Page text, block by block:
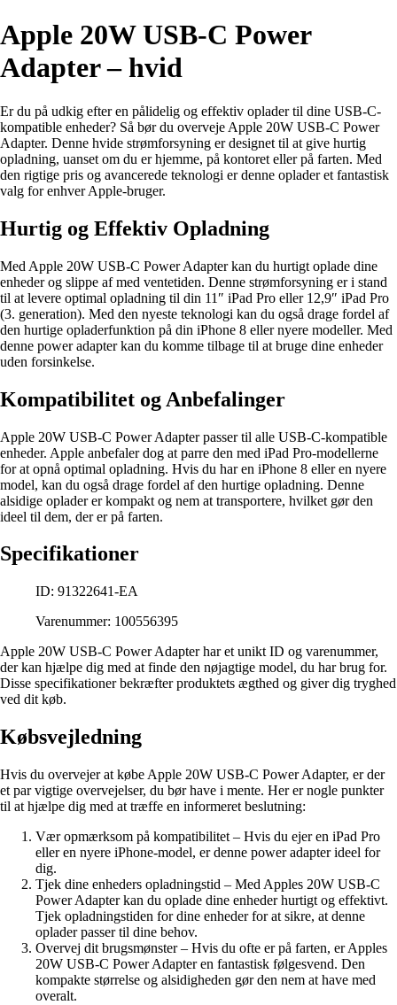
Apple 20W USB-C Power
Adapter – hvid
Er du på udkig efter en pålidelig og effektiv oplader til dine USB-C-
kompatible enheder? Så bør du overveje Apple 20W USB-C Power
Adapter. Denne hvide strømforsyning er designet til at give hurtig
opladning, uanset om du er hjemme, på kontoret eller på farten. Med
den rigtige pris og avancerede teknologi er denne oplader et fantastisk
valg for enhver Apple-bruger.
Hurtig og Effektiv Opladning
Med Apple 20W USB-C Power Adapter kan du hurtigt oplade dine
enheder og slippe af med ventetiden. Denne strømforsyning er i stand
til at levere optimal opladning til din 11″ iPad Pro eller 12,9″ iPad Pro
(3. generation). Med den nyeste teknologi kan du også drage fordel af
den hurtige opladerfunktion på din iPhone 8 eller nyere modeller. Med
denne power adapter kan du komme tilbage til at bruge dine enheder
uden forsinkelse.
Kompatibilitet og Anbefalinger
Apple 20W USB-C Power Adapter passer til alle USB-C-kompatible
enheder. Apple anbefaler dog at parre den med iPad Pro-modellerne
for at opnå optimal opladning. Hvis du har en iPhone 8 eller en nyere
model, kan du også drage fordel af den hurtige opladning. Denne
alsidige oplader er kompakt og nem at transportere, hvilket gør den
ideel til dem, der er på farten.
Specifikationer
ID: 91322641-EA
Varenummer: 100556395
Apple 20W USB-C Power Adapter har et unikt ID og varenummer,
der kan hjælpe dig med at finde den nøjagtige model, du har brug for.
Disse specifikationer bekræfter produktets ægthed og giver dig tryghed
ved dit køb.
Købsvejledning
Hvis du overvejer at købe Apple 20W USB-C Power Adapter, er der
et par vigtige overvejelser, du bør have i mente. Her er nogle punkter
til at hjælpe dig med at træffe en informeret beslutning:
Vær opmærksom på kompatibilitet – Hvis du ejer en iPad Pro
eller en nyere iPhone-model, er denne power adapter ideel for
dig.
Tjek dine enheders opladningstid – Med Apples 20W USB-C
Power Adapter kan du oplade dine enheder hurtigt og effektivt.
Tjek opladningstiden for dine enheder for at sikre, at denne
oplader passer til dine behov.
Overvej dit brugsmønster – Hvis du ofte er på farten, er Apples
20W USB-C Power Adapter en fantastisk følgesvend. Den
kompakte størrelse og alsidigheden gør den nem at have med
overalt.